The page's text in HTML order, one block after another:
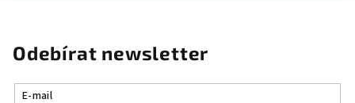
Odebírat newsletter
E-mail